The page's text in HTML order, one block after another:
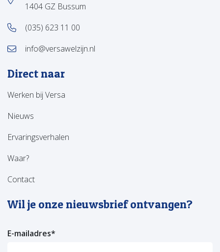
1404 GZ Bussum
(035) 623 11 00
info@versawelzijn.nl
Direct naar
Werken bij Versa
Nieuws
Ervaringsverhalen
Waar?
Contact
Wil je onze nieuwsbrief ontvangen?
E-mailadres*